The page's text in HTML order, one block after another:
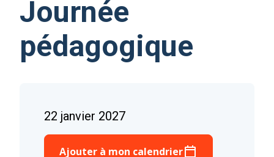
Journée
pédagogique
22 janvier 2027
Ajouter à mon calendrier